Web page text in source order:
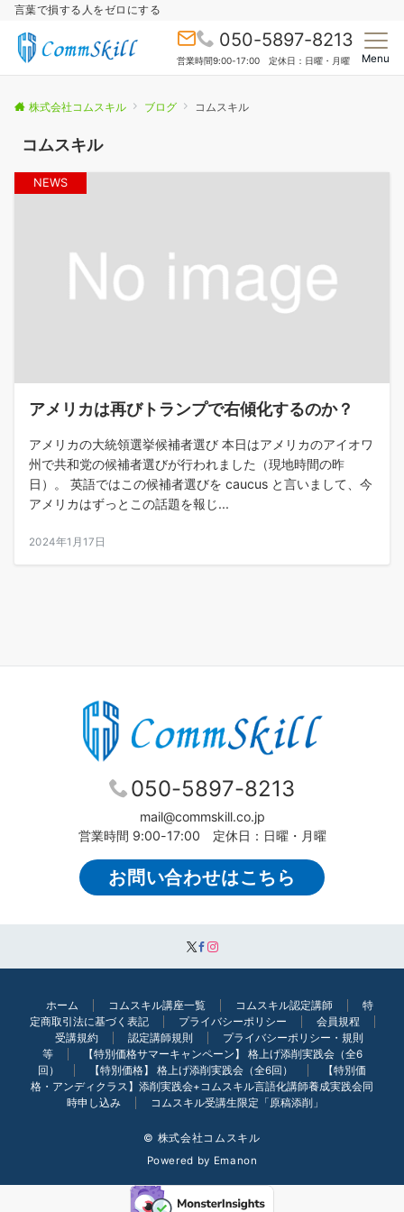
言葉で損する人をゼロにする
050-5897-8213
営業時間9:00-17:00 定休日：日曜・月曜 Menu
株式会社コムスキル ブログ コムスキル
コムスキル
NEWS
アメリカは再びトランプで右傾化するのか？
アメリカの大統領選挙候補者選び 本日はアメリカのアイオワ
州で共和党の候補者選びが行われました（現地時間の昨
日）。 英語ではこの候補者選びを caucus と言いまして、今
アメリカはずっとこの話題を報じ...
2024年1月17日
050-5897-8213
mail@commskill.co.jp
営業時間 9:00-17:00 定休日：日曜・月曜
お問い合わせはこちら
ホーム コムスキル講座一覧 コムスキル認定講師
特
定商取引法に基づく表記
プライバシーポリシー
会員規程
受講規約
認定講師規則
プライバシーポリシー・規則
等
【特別価格サマーキャンペーン】 格上げ添削実践会（全6
回）
【特別価格】 格上げ添削実践会（全6回）
【特別価
格・アンディクラス】添削実践会+コムスキル言語化講師養成実践会同
時申し込み
コムスキル受講生限定「原稿添削」
© 株式会社コムスキル
Powered by Emanon